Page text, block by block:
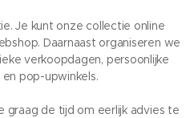
Je kunt onze collectie online
Daarnaast organiseren we
verkoopdagen, persoonlijke
pop-upwinkels.
graag de tijd om eerlijk advies te